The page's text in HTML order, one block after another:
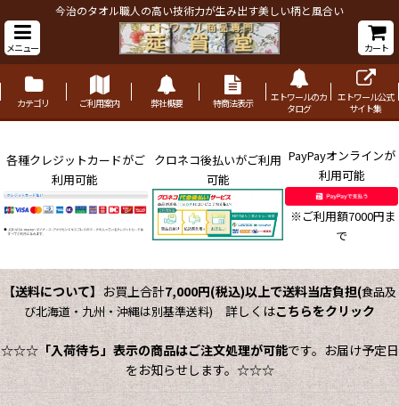
今治のタオル職人の高い技術力が生み出す美しい柄と風合い
メニュー カート
カテゴリ ご利用案内 弊社概要 特商法表示
エトワールのカ
タログ
エトワール公式
サイト集
各種クレジットカードがご
利用可能
クロネコ後払いがご利用
可能
PayPayオンラインが
利用可能
※ご利用額7000円ま
で
【送料について】 お買上合計7,000円(税込)以上で送料当店負担(食品及
び北海道・九州・沖縄は別基準送料)詳しくはこちらをクリック
☆☆☆「入荷待ち」表示の商品はご注文処理が可能です。お届け予定日
をお知らせします。☆☆☆